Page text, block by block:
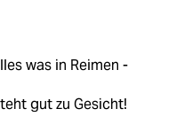
was in Reimen -
gut zu Gesicht!